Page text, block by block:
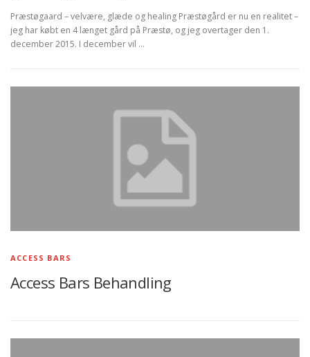
Præstøgaard – velvære, glæde og healing Præstøgård er nu en realitet –
jeg har købt en 4 længet gård på Præstø, og jeg overtager den 1.
december 2015. I december vil …
ACCESS BARS
Access Bars Behandling